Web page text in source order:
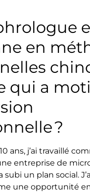
en
qui a
?
ans, j’ai travaillé
entreprise de
un plan social.
une opportunité